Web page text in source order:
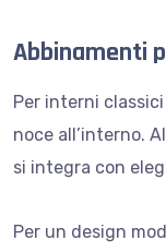
Abbinamenti
Per interni
noce all’interno.
si integra con
Per un design